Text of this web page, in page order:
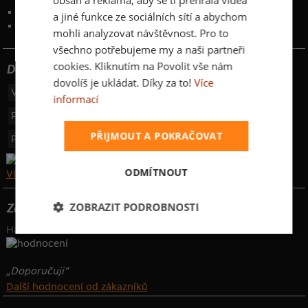
info@bastard.cz
Telefon: 355 455 192
Dotujeme poštovné
Výdejní místa
Platba převodem
Platba na dobírku
149 Kč
Více o poštovném zde
Zákazníci nám věří
Hafi hodnotí:
„Doporučuji“
Další hodnocení od zákazníků
a jiné funkce ze sociálních sítí a abychom
mohli analyzovat návštěvnost. Pro to
všechno potřebujeme my a naši partneři
cookies. Kliknutím na Povolit vše nám
dovolíš je ukládat. Díky za to! Více
informací
PŘIJMOUT A POKRAČOVAT
ODMÍTNOUT
ZOBRAZIT PODROBNOSTI